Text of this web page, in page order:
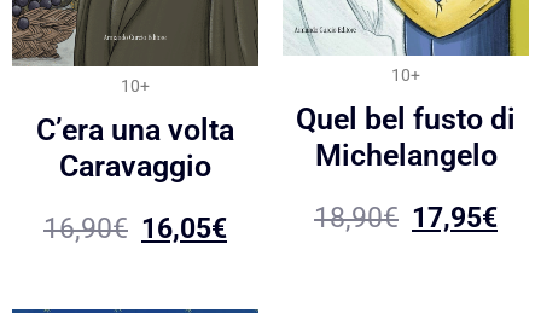
10+
C’era una volta
Caravaggio
16,90€ 16,05€
10+
Quel bel fusto di
Michelangelo
18,90€ 17,95€